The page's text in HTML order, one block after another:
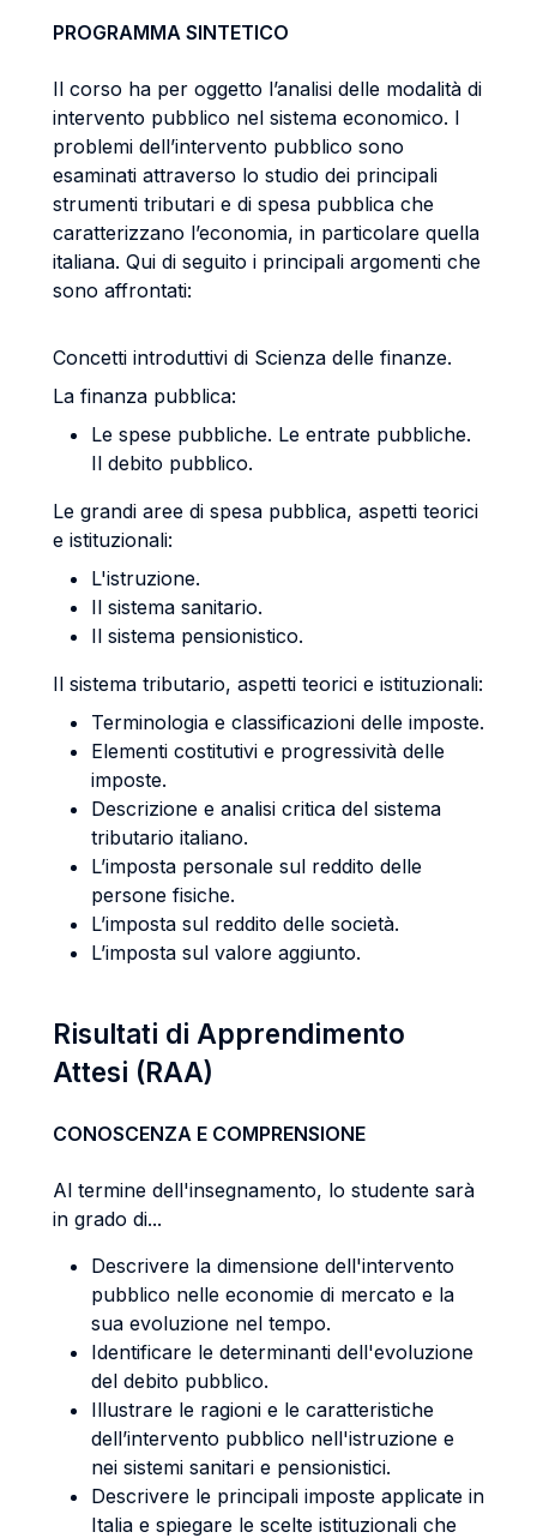
PROGRAMMA SINTETICO
Il corso ha per oggetto l’analisi delle modalità di
intervento pubblico nel sistema economico. I
problemi dell’intervento pubblico sono
esaminati attraverso lo studio dei principali
strumenti tributari e di spesa pubblica che
caratterizzano l’economia, in particolare quella
italiana. Qui di seguito i principali argomenti che
sono affrontati:
Concetti introduttivi di Scienza delle finanze.
La finanza pubblica:
Le spese pubbliche. Le entrate pubbliche.
Il debito pubblico.
Le grandi aree di spesa pubblica, aspetti teorici
e istituzionali:
L'istruzione.
Il sistema sanitario.
Il sistema pensionistico.
Il sistema tributario, aspetti teorici e istituzionali:
Terminologia e classificazioni delle imposte.
Elementi costitutivi e progressività delle
imposte.
Descrizione e analisi critica del sistema
tributario italiano.
L’imposta personale sul reddito delle
persone fisiche.
L’imposta sul reddito delle società.
L’imposta sul valore aggiunto.
Risultati di Apprendimento
Attesi (RAA)
CONOSCENZA E COMPRENSIONE
Al termine dell'insegnamento, lo studente sarà
in grado di...
Descrivere la dimensione dell'intervento
pubblico nelle economie di mercato e la
sua evoluzione nel tempo.
Identificare le determinanti dell'evoluzione
del debito pubblico.
Illustrare le ragioni e le caratteristiche
dell’intervento pubblico nell'istruzione e
nei sistemi sanitari e pensionistici.
Descrivere le principali imposte applicate in
Italia e spiegare le scelte istituzionali che